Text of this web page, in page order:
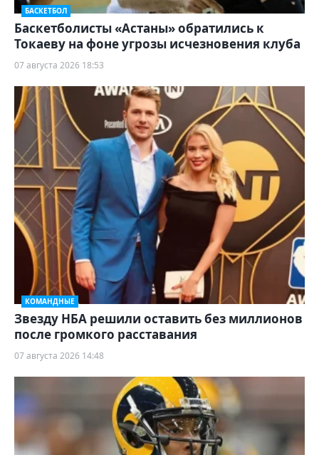
БАСКЕТБОЛ
Баскетболисты «Астаны» обратились к
Токаеву на фоне угрозы исчезновения клуба
07 августа 2026 18:53
КОМАНДНЫЕ
Звезду НБА решили оставить без миллионов
после громкого расставания
07 августа 2026 14:48